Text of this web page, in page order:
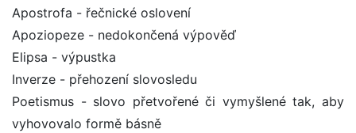
Apostrofa - řečnické oslovení
Apoziopeze - nedokončená výpověď
Elipsa - výpustka
Inverze - přehození slovosledu
Poetismus - slovo přetvořené či vymyšlené tak, aby
vyhovovalo formě básně